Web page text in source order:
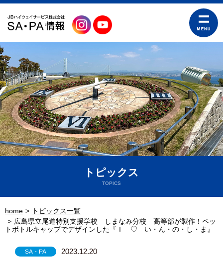
トピックス
TOPICS
home
トピックス一覧
広島県立尾道特別支援学校 しまなみ分校 高等部が製作！ペッ
トボトルキャップでデザインした『Ｉ ♡ い・ん・の・し・ま』
SA・PA 2023.12.20